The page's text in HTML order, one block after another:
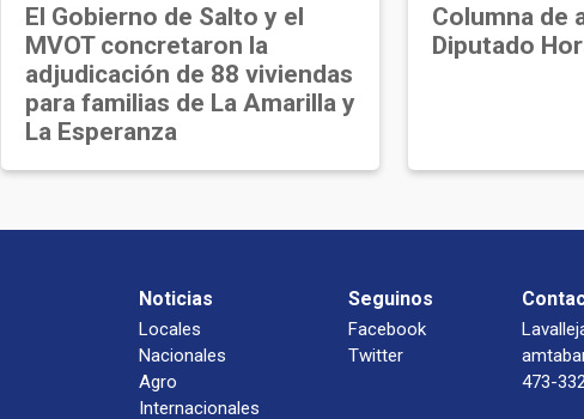
El Gobierno de Salto y el
MVOT concretaron la
adjudicación de 88 viviendas
para familias de La Amarilla y
La Esperanza
Columna de
Diputado
Noticias
Locales
Nacionales
Agro
Internacionales
Seguinos
Facebook
Twitter
473-